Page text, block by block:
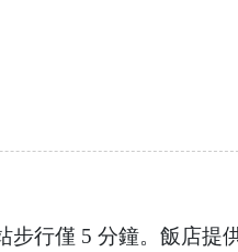
步行僅 5 分鐘。飯店